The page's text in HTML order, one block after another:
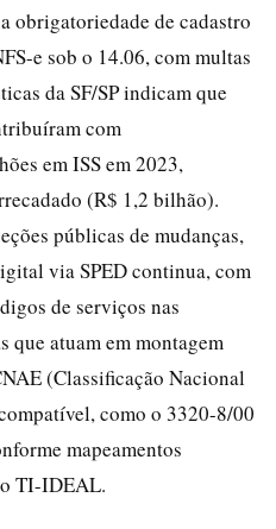
obrigatoriedade de cadastro
e sob o 14.06, com multas
da SF/SP indicam que
com
em ISS em 2023,
(R$ 1,2 bilhão).
públicas de mudanças,
via SPED continua, com
de serviços nas
que atuam em montagem
(Classificação Nacional
como o 3320-8/00
mapeamentos
TI-IDEAL.